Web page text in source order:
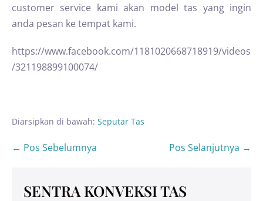
customer service kami akan model tas yang ingin
anda pesan ke tempat kami.
https://www.facebook.com/1181020668718919/videos
/321198899100074/
Diarsipkan di bawah: Seputar Tas
← Pos Sebelumnya Pos Selanjutnya →
SENTRA KONVEKSI TAS